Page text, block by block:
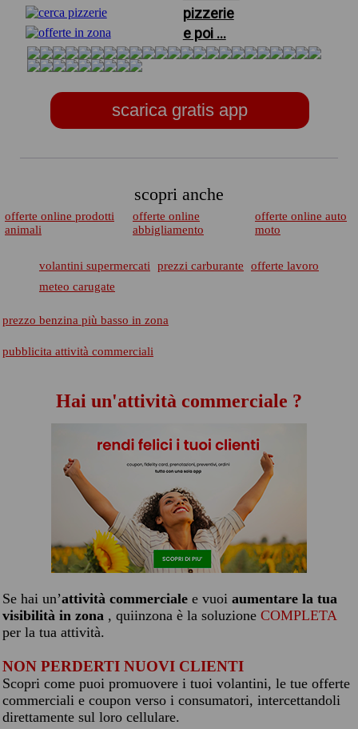
pizzerie
e poi ...
scarica gratis app
scopri anche
offerte online prodotti
animali
offerte online
abbigliamento
offerte online auto
moto
volantini supermercati prezzi carburante
offerte lavoro
meteo carugate
prezzo benzina più basso in zona
pubblicita attività commerciali
Hai un'attività commerciale ?
Se hai un’attività commerciale e vuoi aumentare la tua
visibilità in zona , quiinzona è la soluzione COMPLETA
per la tua attività.
NON PERDERTI NUOVI CLIENTI
Scopri come puoi promuovere i tuoi volantini, le tue offerte
commerciali e coupon verso i consumatori, intercettandoli
direttamente sul loro cellulare.